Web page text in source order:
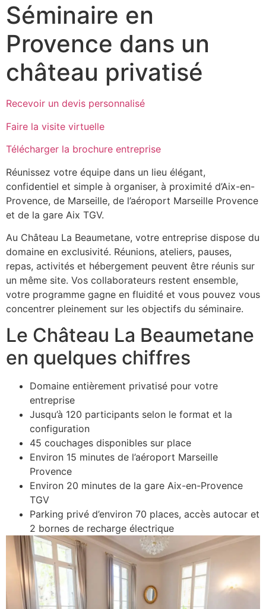
Séminaire en
Provence dans un
château privatisé
Recevoir un devis personnalisé
Faire la visite virtuelle
Télécharger la brochure entreprise
Réunissez votre équipe dans un lieu élégant,
confidentiel et simple à organiser, à proximité d’Aix-en-
Provence, de Marseille, de l’aéroport Marseille Provence
et de la gare Aix TGV.
Au Château La Beaumetane, votre entreprise dispose du
domaine en exclusivité. Réunions, ateliers, pauses,
repas, activités et hébergement peuvent être réunis sur
un même site. Vos collaborateurs restent ensemble,
votre programme gagne en fluidité et vous pouvez vous
concentrer pleinement sur les objectifs du séminaire.
Le Château La Beaumetane
en quelques chiffres
Domaine entièrement privatisé pour votre
entreprise
Jusqu’à 120 participants selon le format et la
configuration
45 couchages disponibles sur place
Environ 15 minutes de l’aéroport Marseille
Provence
Environ 20 minutes de la gare Aix-en-Provence
TGV
Parking privé d’environ 70 places, accès autocar et
2 bornes de recharge électrique